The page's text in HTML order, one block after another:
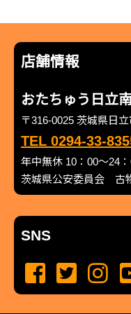
店舗情報
おたちゅう日立
〒316-0025 茨城県日
TEL 0294-33-
年中無休 10：00～24
茨城県公安委員会 古
SNS